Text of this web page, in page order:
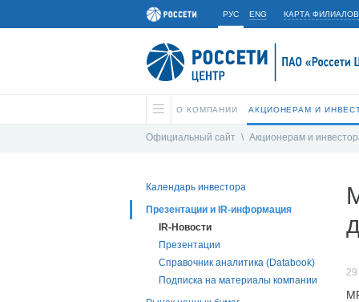
РУС ENG КАРТА ФИЛИАЛОВ
О КОМПАНИИ АКЦИОНЕРАМ И
Официальный сайт \ Акционерам и
Календарь инвестора
Презентации и IR-информация
IR-Новости
Презентации
Справочник аналитика (Databook)
Подписка на материалы компании
29